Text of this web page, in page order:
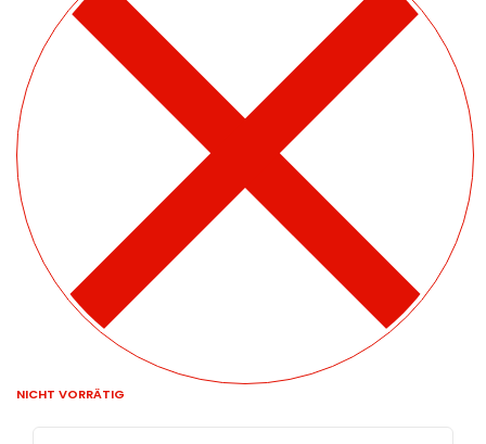
NICHT VORRÄTIG